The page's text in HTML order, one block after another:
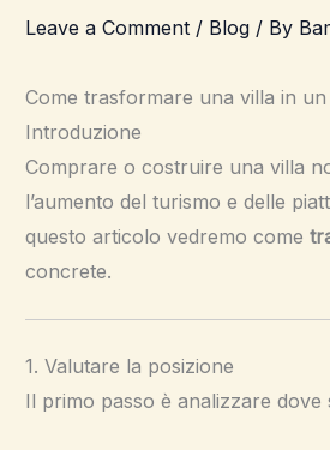
Leave a Comment / Blog/ By
Come trasformare una villa in
Introduzione
Comprare o costruire una villa
l’aumento del turismo e delle
questo articolo vedremo come
concrete.
1. Valutare la posizione
Il primo passo è analizzare dove